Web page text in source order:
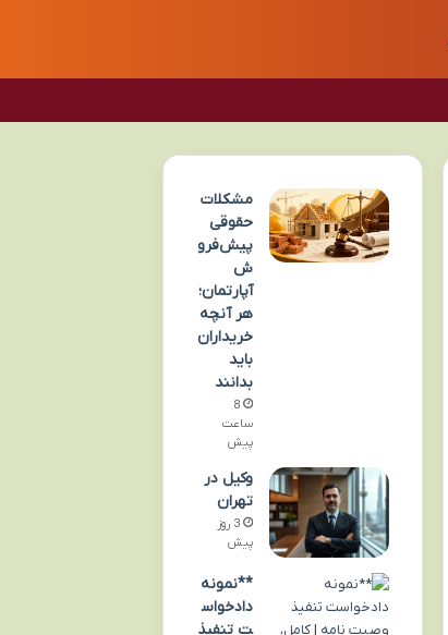
مشکلات
حقوقی
پیش‌فرو
ش
آپارتمان؛
هر آنچه
خریداران
باید
بدانند
8
ساعت
پیش
وکیل در
تهران
3 روز
پیش
**نمونه
دادخواس
ت تنفیذ